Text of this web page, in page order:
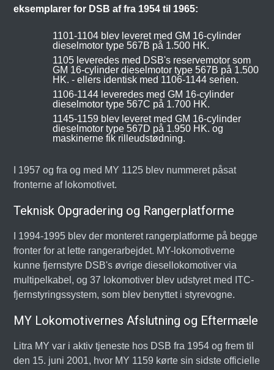
eksemplarer for DSB af fra 1954 til 1965:
1101-1104 blev leveret med GM 16-cylinder
dieselmotor type 567B på 1.500 HK.
1105 leveredes med DSB's reservemotor som
GM 16-cylinder dieselmotor type 567B på 1.500
HK. - ellers identisk med 1106-1144 serien.
1106-1144 leveredes med GM 16-cylinder
dieselmotor type 567C på 1.700 HK.
1145-1159 blev leveret med GM 16-cylinder
dieselmotor type 567D på 1.950 HK. og
maskinerne fik rilleudstødning.
I 1957 og fra og med MY 1125 blev nummeret påsat
fronterne af lokomotivet.
Teknisk Opgradering og Rangerplatforme
I 1994-1995 blev der monteret rangerplatforme på begge
fronter for at lette rangerarbejdet. MY-lokomotiverne
kunne fjernstyre DSB's øvrige diesellokomotiver via
multipelkabel, og 37 lokomotiver blev udstyret med ITC-
fjernstyringssystem, som blev benyttet i styrevogne.
MY Lokomotivernes Afslutning og Eftermæle
Litra MY var i aktiv tjeneste hos DSB fra 1954 og frem til
den 15. juni 2001, hvor MY 1159 kørte sin sidste officielle